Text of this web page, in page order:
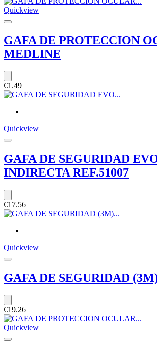
Quickview
GAFA DE PROTECCION
MEDLINE
€1.49
Quickview
GAFA DE SEGURIDAD
INDIRECTA REF.51007
€17.56
Quickview
GAFA DE SEGURIDAD
€19.26
Quickview